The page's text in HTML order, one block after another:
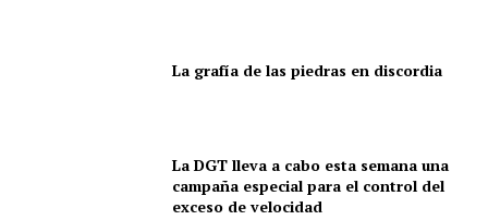
La grafía de las piedras en discordia
La DGT lleva a cabo esta semana una
campaña especial para el control del
exceso de velocidad